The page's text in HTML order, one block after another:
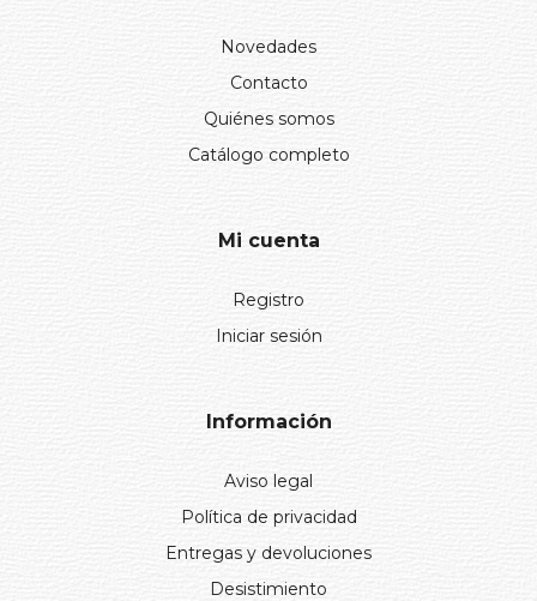
Novedades
Contacto
Quiénes somos
Catálogo completo
Mi cuenta
Registro
Iniciar sesión
Información
Aviso legal
Política de privacidad
Entregas y devoluciones
Desistimiento